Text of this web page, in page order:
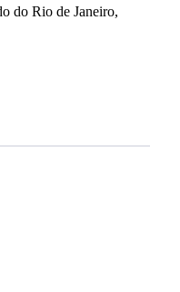
do Rio de Janeiro,